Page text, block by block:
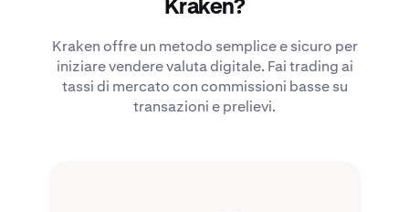
Kraken?
Kraken offre un metodo semplice e sicuro per
iniziare vendere valuta digitale. Fai trading ai
tassi di mercato con commissioni basse su
transazioni e prelievi.